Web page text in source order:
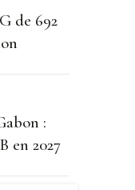
de 692
:
en 2027